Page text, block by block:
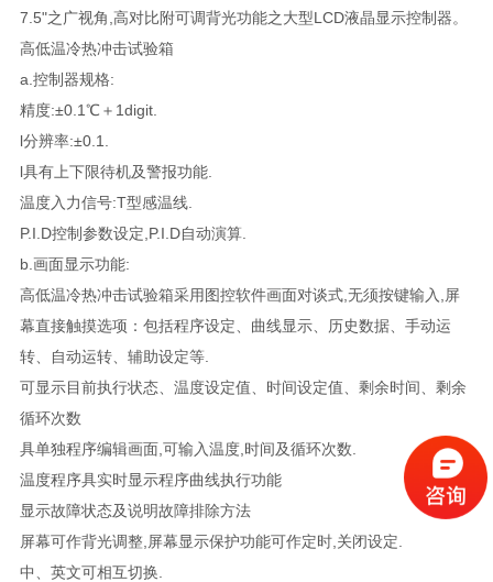
7.5"之广视角,高对比附可调背光功能之大型LCD液晶显示控制器。
高低温冷热冲击试验箱
a.控制器规格:
精度:±0.1℃＋1digit.
l分辨率:±0.1.
l具有上下限待机及警报功能.
温度入力信号:T型感温线.
P.I.D控制参数设定,P.I.D自动演算.
b.画面显示功能:
高低温冷热冲击试验箱采用图控软件画面对谈式,无须按键输入,屏
幕直接触摸选项：包括程序设定、曲线显示、历史数据、手动运
转、自动运转、辅助设定等.
可显示目前执行状态、温度设定值、时间设定值、剩余时间、剩余
循环次数
具单独程序编辑画面,可输入温度,时间及循环次数.
温度程序具实时显示程序曲线执行功能
显示故障状态及说明故障排除方法
屏幕可作背光调整,屏幕显示保护功能可作定时,关闭设定.
中、英文可相互切换.